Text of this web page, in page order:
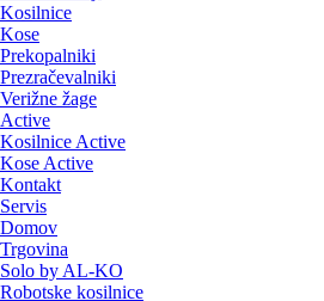
Kosilnice
Kose
Prekopalniki
Prezračevalniki
Verižne žage
Active
Kosilnice Active
Kose Active
Kontakt
Servis
Domov
Trgovina
Solo by AL-KO
Robotske kosilnice